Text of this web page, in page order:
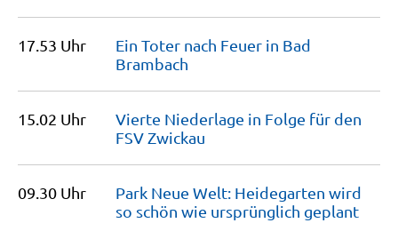
17.53 Uhr
Ein Toter nach Feuer in Bad
Brambach
15.02 Uhr
Vierte Niederlage in Folge für den
FSV Zwickau
09.30 Uhr
Park Neue Welt: Heidegarten wird
so schön wie ursprünglich geplant